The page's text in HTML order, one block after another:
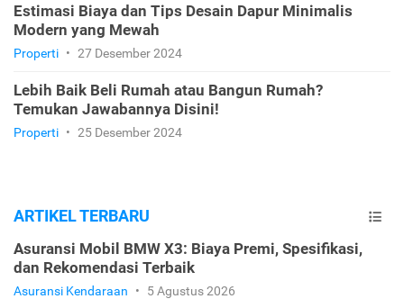
Estimasi Biaya dan Tips Desain Dapur Minimalis
Modern yang Mewah
Properti • 27 Desember 2024
Lebih Baik Beli Rumah atau Bangun Rumah?
Temukan Jawabannya Disini!
Properti • 25 Desember 2024
ARTIKEL TERBARU
Asuransi Mobil BMW X3: Biaya Premi, Spesifikasi,
dan Rekomendasi Terbaik
Asuransi Kendaraan • 5 Agustus 2026